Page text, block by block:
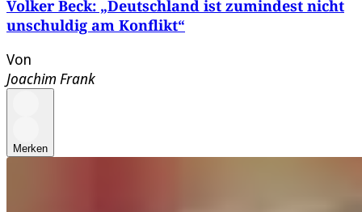
Volker Beck: „Deutschland ist zumindest nicht
unschuldig am Konflikt“
Von
Joachim Frank
Merken